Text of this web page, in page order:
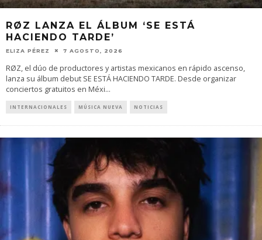
RØZ LANZA EL ÁLBUM ‘SE ESTÁ
HACIENDO TARDE’
ELIZA PÉREZ 7 AGOSTO, 2026
RØZ, el dúo de productores y artistas mexicanos en rápido ascenso,
lanza su álbum debut SE ESTÁ HACIENDO TARDE. Desde organizar
conciertos gratuitos en Méxi...
INTERNACIONALES MÚSICA NUEVA NOTICIAS